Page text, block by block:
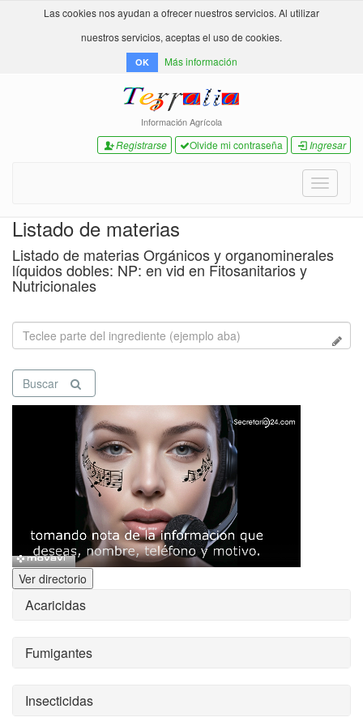
Las cookies nos ayudan a ofrecer nuestros servicios. Al utilizar
nuestros servicios, aceptas el uso de cookies.
OK Más información
Información Agrícola
Registrarse Olvide mi contraseña Ingresar
Toggle
Listado de materias
Listado de materias Orgánicos y organominerales
líquidos dobles: NP: en vid en Fitosanitarios y
Nutricionales
Buscar
Ver directorio
Acaricidas
Fumigantes
Insecticidas